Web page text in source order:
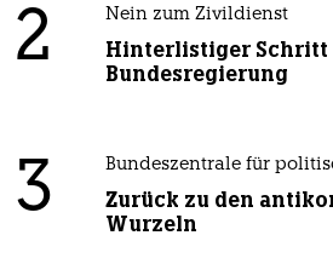
2 Nein zum Zivildienst
Hinterlistiger Schritt
Bundesregierung
3 Bundeszentrale für
Zurück zu den
Wurzeln